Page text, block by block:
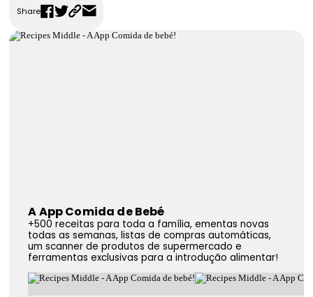
FAQS
Contactos
Share
A App Comida de Bebé
+500 receitas para toda a família, ementas novas
todas as semanas, listas de compras automáticas,
um scanner de produtos de supermercado e
ferramentas exclusivas para a introdução alimentar!